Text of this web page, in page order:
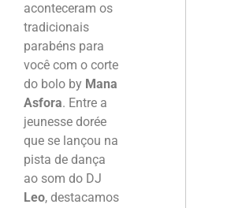
aconteceram os
tradicionais
parabéns para
você com o corte
do bolo by Mana
Asfora. Entre a
jeunesse dorée
que se lançou na
pista de dança
ao som do DJ
Leo, destacamos